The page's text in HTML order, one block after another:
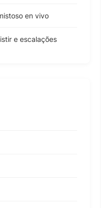
en vivo
e escalações